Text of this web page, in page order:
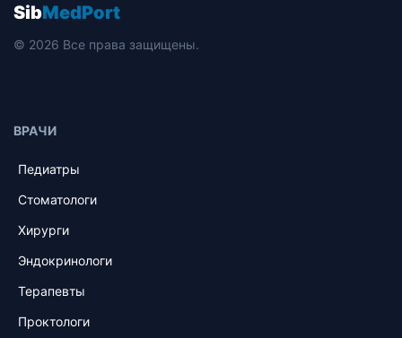
SibMedPort
© 2026 Все права защищены.
ВРАЧИ
Педиатры
Стоматологи
Хирурги
Эндокринологи
Терапевты
Проктологи